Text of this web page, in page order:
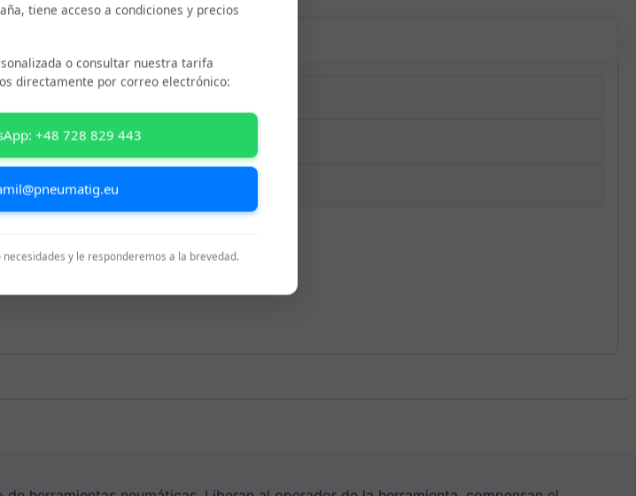
tiene acceso a condiciones y precios
o consultar nuestra tarifa
directamente por correo electrónico:
+48 728 829 443
y le responderemos a la brevedad.